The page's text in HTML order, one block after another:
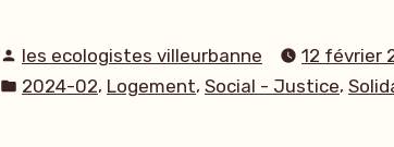
Publié
par
les ecologistes villeurbanne
12 février
Publié
2024-02, Logement, Social - Justice,